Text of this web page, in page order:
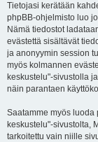
Tietojasi kerätään
phpBB-ohjelmisto luo
Nämä tiedostot
evästettä sisältävät
ja anonyymin session
myös kolmannen
keskustelu"-sivustolla
näin parantaen
Saatamme myös
keskustelu"-sivustolta,
tarkoitettu vain niille